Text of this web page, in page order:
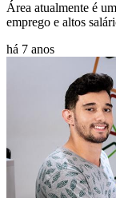
Área atualmente é
emprego e altos
há 7 anos